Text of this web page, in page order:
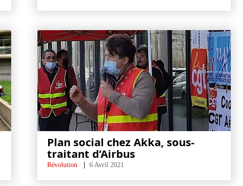
Plan social chez Akka, sous-
traitant d’Airbus
Révolution 6 Avril 2021